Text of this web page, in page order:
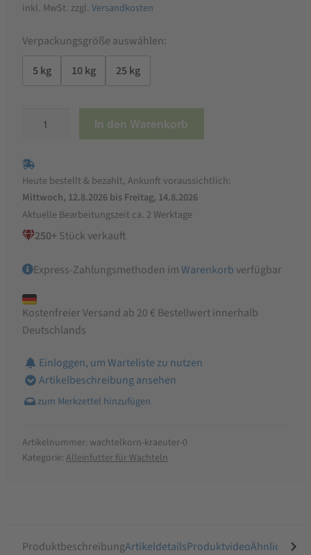
inkl. MwSt. zzgl. Versandkosten
Verpackungsgröße auswählen:
5 kg
10 kg 25 kg
Wachtelkorn
Wachtelfutter
Menge
In den Warenkorb
Heute bestellt & bezahlt, Ankunft voraussichtlich:
Mittwoch, 12.8.2026 bis Freitag, 14.8.2026
Aktuelle Bearbeitungszeit ca. 2 Werktage
250+Stück verkauft
Express-Zahlungsmethoden imWarenkorb verfügbar
Kostenfreier Versand ab 20 € Bestellwert innerhalb
Deutschlands
Einloggen, um Warteliste zu nutzen
Artikelbeschreibung ansehen
Artikelnummer: wachtelkorn-kraeuter-0
Kategorie: Alleinfutter für Wachteln
ProduktbeschreibungArtikeldetailsProduktvideoÄhnliche